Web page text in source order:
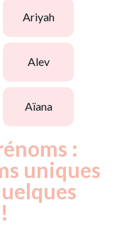
ariyah
alev
aïana
:
uniques